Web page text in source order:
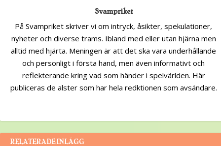
Svampriket
På Svampriket skriver vi om intryck, åsikter, spekulationer,
nyheter och diverse trams. Ibland med eller utan hjärna men
alltid med hjärta. Meningen är att det ska vara underhållande
och personligt i första hand, men även informativt och
reflekterande kring vad som händer i spelvärlden. Här
publiceras de alster som har hela redktionen som avsändare.
RELATERADE INLÄGG